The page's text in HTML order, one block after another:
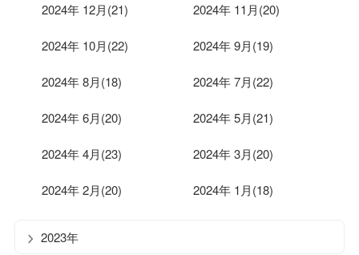
2024年 12月(21) 2024年 11月(20)
2024年 10月(22) 2024年 9月(19)
2024年 8月(18) 2024年 7月(22)
2024年 6月(20) 2024年 5月(21)
2024年 4月(23) 2024年 3月(20)
2024年 2月(20) 2024年 1月(18)
2023年